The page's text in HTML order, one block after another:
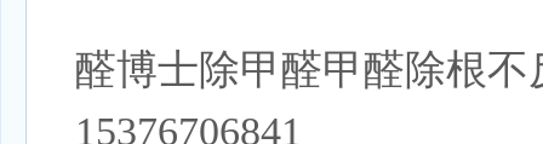
醛博士除甲醛甲醛除根
15376706841